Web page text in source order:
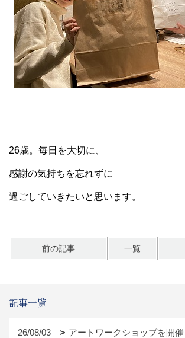
26歳。毎日を大切に、
感謝の気持ちを忘れずに
過ごしていきたいと思います。
前の記事 一覧
記事一覧
26/08/03 アートワークショップを開催